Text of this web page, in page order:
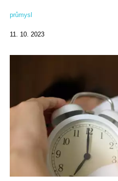
průmysl
11. 10. 2023